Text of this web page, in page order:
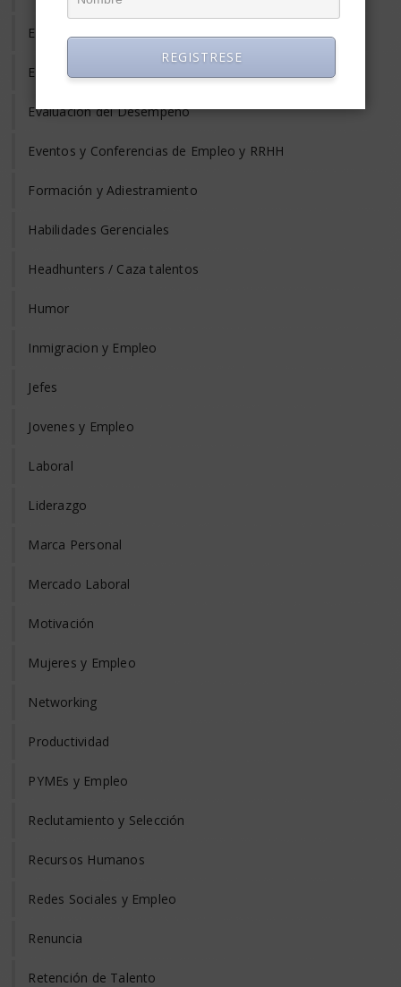
Equilibrio Vida y Trabajo
Estrés Laboral
Evaluación del Desempeño
Eventos y Conferencias de Empleo y RRHH
Formación y Adiestramiento
Habilidades Gerenciales
Headhunters / Caza talentos
Humor
Inmigracion y Empleo
Jefes
Jovenes y Empleo
Laboral
Liderazgo
Marca Personal
Mercado Laboral
Motivación
Mujeres y Empleo
Networking
Productividad
PYMEs y Empleo
Reclutamiento y Selección
Recursos Humanos
Redes Sociales y Empleo
Renuncia
Retención de Talento
REGISTRESE